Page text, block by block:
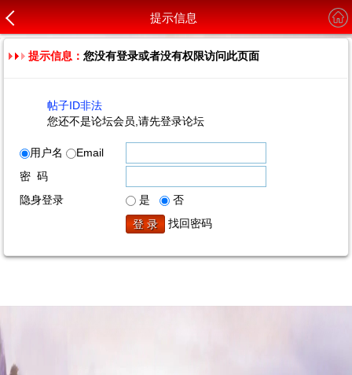
提示信息
提示信息：您没有登录或者没有权限访问此页面
帖子ID非法
您还不是论坛会员,请先登录论坛
用户名
Email
密 码
隐身登录
是
否
找回密码